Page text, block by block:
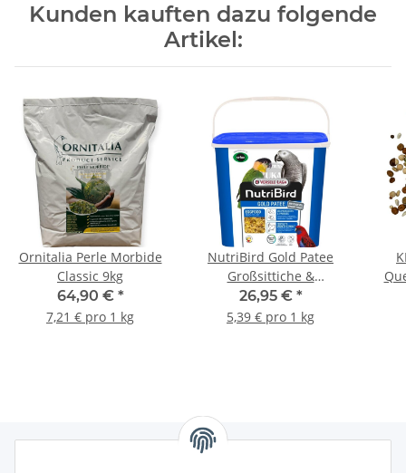
Kunden kauften dazu folgende
Artikel:
Ornitalia Perle Morbide
Classic 9kg
64,90 € *
7,21 € pro 1 kg
NutriBird Gold Patee
Großsittiche &
Papageien 5kg
26,95 € *
5,39 € pro 1 kg